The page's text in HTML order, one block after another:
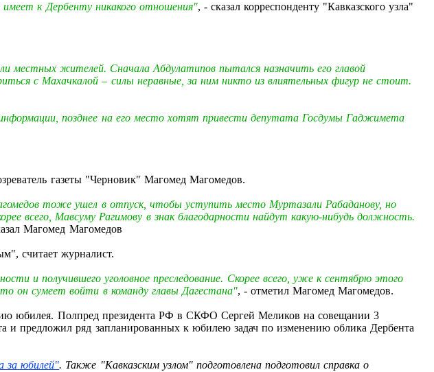
к Дербенту никакого отношения", - сказал корреспонденту "Кавказского узла"
местных жителей. Сначала Абдулатипов пытался назначить его главой
с Махачкалой – силы неравные, за ним никто из влиятельных фигур не стоит.
позднее на его место хотят привести депутата Госдумы Гаджимета
газеты "Черновик" Магомед Магомедов.
тоже ушел в отпуск, чтобы уступить место Муртазали Рабаданову, но
всего, Мавсуму Рагимову в знак благодарности найдут какую-нибудь должность.
Магомед Магомедов
считает журналист.
и получившего уголовное преследование. Скорее всего, уже к сентябрю этого
он сумеет войти в команду главы Дагестана", - отметил Магомед Магомедов.
юбилея. Полпред президента РФ в СКФО Сергей Меликов на совещании 3
и предложил ряд запланированных к юбилею задач по изменению облика Дербента
за юбилей". Также "Кавказским узлом" подготовлена подготовил справка о